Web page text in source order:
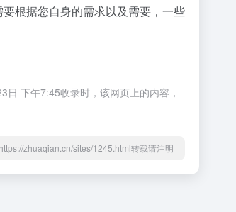
根据您自身的需求以及需要，一些
下午7:45收录时，该网页上的内容，
zhuaqian.cn/sites/1245.html转载请注明